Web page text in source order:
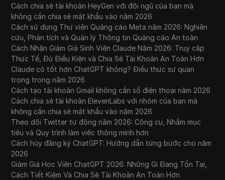
Cách chia sẻ tài khoản HeyGen với đội ngũ của bạn mà
không cần chia sẻ mật khẩu vào năm 2026
Cách sử dụng Thư viện Quảng cáo Meta năm 2026: Nghiên
cứu, Phân tích và Quản lý Thông tin Quảng cáo An toàn
Cách Nhận Giảm Giá Sinh Viên Claude Năm 2026: Truy cập
Thực Tế, Đủ Điều Kiện và Chia Sẻ Tài Khoản An Toàn Hơn
Claude có tốt hơn ChatGPT không? Điều thực sự quan
trọng trong năm 2026
Cách tạo tài khoản Gmail không cần số điện thoại năm 2026
Cách chia sẻ tài khoản ElevenLabs với nhóm của bạn mà
không cần chia sẻ mật khẩu vào năm 2026
Theo dõi Twitter tự động năm 2026: Công cụ, Nhắm mục
tiêu và Quy trình làm việc thông minh hơn
Cách hủy đăng ký ChatGPT: Hướng dẫn từng bước cho năm
2026
Giảm Giá Học Viên ChatGPT 2026: Những Gì Đang Tồn Tại,
Cách Tiết Kiệm Và Chia Sẻ Tài Khoản An Toàn Hơn